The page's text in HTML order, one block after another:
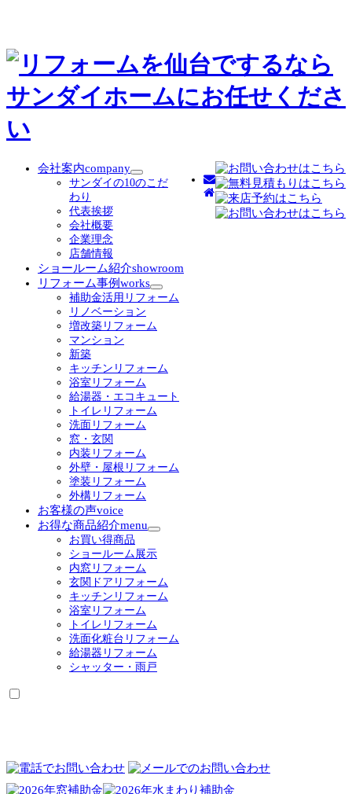
会社案内company
サ
を
展
開
サンダイの10のこだ
わり
代表挨拶
会社概要
企業理念
店舗情報
ショールーム紹介showroom
リフォーム事例works
サ
ー
補助金活用リフォーム
リノベーション
増改築リフォーム
マンション
新築
キッチンリフォーム
浴室リフォーム
給湯器・エコキュート
トイレリフォーム
洗面リフォーム
窓・玄関
内装リフォーム
外壁・屋根リフォーム
塗装リフォーム
外構リフォーム
お客様の声voice
お得な商品紹介menu
サ
ブ
ニ
ュ
お買い得商品
ショールーム展示
内窓リフォーム
玄関ドアリフォーム
キッチンリフォーム
浴室リフォーム
トイレリフォーム
洗面化粧台リフォーム
給湯器リフォーム
シャッター・雨戸